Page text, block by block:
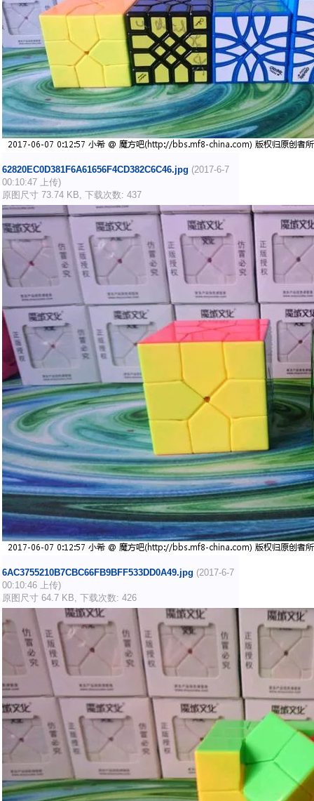
62820EC0D381F6A61656F4CD382C6C46.jpg (2017-6-7
00:10:47 上传)
原图尺寸 73.74 KB, 下载次数: 437
6AC3755210B7CBC66FB9BFF533DD0A49.jpg (2017-6-7
00:10:46 上传)
原图尺寸 64.7 KB, 下载次数: 426